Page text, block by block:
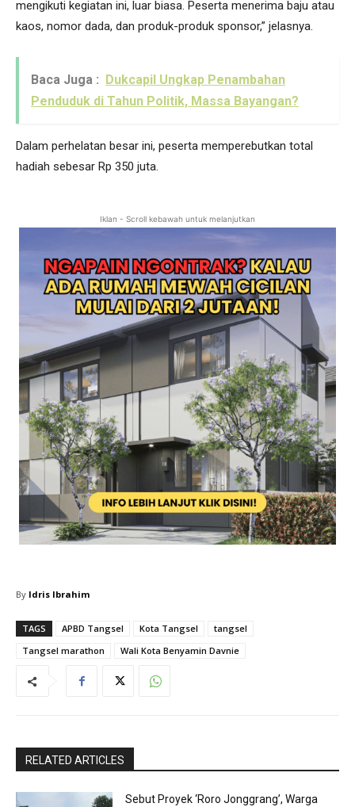
mengikuti kegiatan ini, luar biasa. Peserta menerima baju atau
kaos, nomor dada, dan produk-produk sponsor,” jelasnya.
Baca Juga :
Dukcapil Ungkap Penambahan
Penduduk di Tahun Politik, Massa Bayangan?
Dalam perhelatan besar ini, peserta memperebutkan total
hadiah sebesar Rp 350 juta.
Iklan - Scroll kebawah untuk melanjutkan
By Idris Ibrahim
TAGS APBD Tangsel Kota Tangsel
tangsel
Tangsel marathon
Wali Kota Benyamin Davnie
RELATED ARTICLES
Sebut Proyek ‘Roro Jonggrang’, Warga